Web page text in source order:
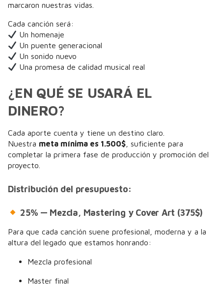
marcaron nuestras vidas.
Cada canción será:
Un homenaje
Un puente generacional
Un sonido nuevo
Una promesa de calidad musical real
¿EN QUÉ SE USARÁ EL
DINERO?
Cada aporte cuenta y tiene un destino claro.
Nuestra meta mínima es 1.500$ , suficiente para
completar la primera fase de producción y promoción del
proyecto.
Distribución del presupuesto:
25% — Mezcla, Mastering y Cover Art (375$)
Para que cada canción suene profesional, moderna y a la
altura del legado que estamos honrando:
Mezcla profesional
Master final